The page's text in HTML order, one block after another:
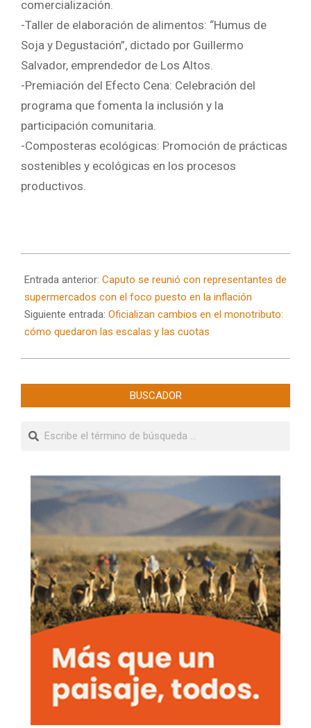
comercialización.
-Taller de elaboración de alimentos: “Humus de
Soja y Degustación”, dictado por Guillermo
Salvador, emprendedor de Los Altos.
-Premiación del Efecto Cena: Celebración del
programa que fomenta la inclusión y la
participación comunitaria.
-Composteras ecológicas: Promoción de prácticas
sostenibles y ecológicas en los procesos
productivos.
07-
24
Entrada anterior: Caputo se reunió con representantes de
supermercados con el foco puesto en la inflación
Siguiente entrada: Oficializan cambios en el monotributo:
cómo quedaron las escalas y las cuotas
BUSCADOR
Buscar